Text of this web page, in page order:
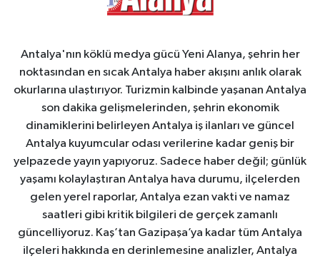
Antalya'nın köklü medya gücü Yeni Alanya, şehrin her
noktasından en sıcak Antalya haber akışını anlık olarak
okurlarına ulaştırıyor. Turizmin kalbinde yaşanan Antalya
son dakika gelişmelerinden, şehrin ekonomik
dinamiklerini belirleyen Antalya iş ilanları ve güncel
Antalya kuyumcular odası verilerine kadar geniş bir
yelpazede yayın yapıyoruz. Sadece haber değil; günlük
yaşamı kolaylaştıran Antalya hava durumu, ilçelerden
gelen yerel raporlar, Antalya ezan vakti ve namaz
saatleri gibi kritik bilgileri de gerçek zamanlı
güncelliyoruz. Kaş’tan Gazipaşa’ya kadar tüm Antalya
ilçeleri hakkında en derinlemesine analizler, Antalya